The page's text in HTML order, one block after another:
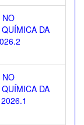
NO
DA
NO
DA